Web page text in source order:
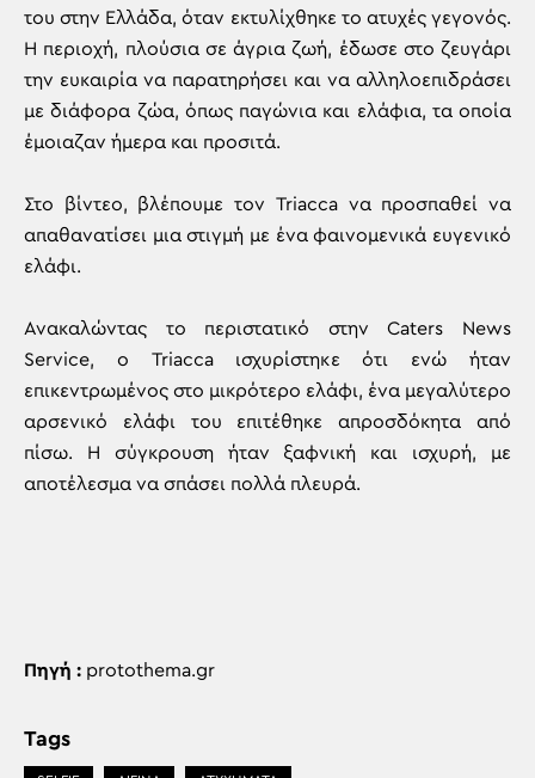
του στην Ελλάδα, όταν εκτυλίχθηκε το ατυχές γεγονός.
Η περιοχή, πλούσια σε άγρια ζωή, έδωσε στο ζευγάρι
την ευκαιρία να παρατηρήσει και να αλληλοεπιδράσει
με διάφορα ζώα, όπως παγώνια και ελάφια, τα οποία
έμοιαζαν ήμερα και προσιτά.
Στο βίντεο, βλέπουμε τον Triacca να προσπαθεί να
απαθανατίσει μια στιγμή με ένα φαινομενικά ευγενικό
ελάφι.
Ανακαλώντας το περιστατικό στην Caters News
Service, ο Triacca ισχυρίστηκε ότι ενώ ήταν
επικεντρωμένος στο μικρότερο ελάφι, ένα μεγαλύτερο
αρσενικό ελάφι του επιτέθηκε απροσδόκητα από
πίσω. Η σύγκρουση ήταν ξαφνική και ισχυρή, με
αποτέλεσμα να σπάσει πολλά πλευρά.
Πηγή : protothema.gr
Tags